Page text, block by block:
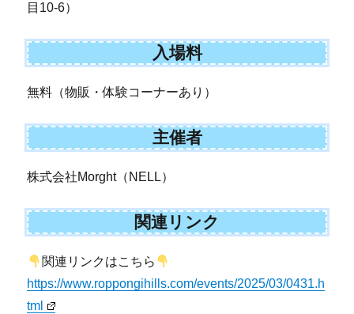
目10-6）
入場料
無料（物販・体験コーナーあり）
主催者
株式会社Morght（NELL）
関連リンク
関連リンクはこちら
https://www.roppongihills.com/events/2025/03/0431.h
tml